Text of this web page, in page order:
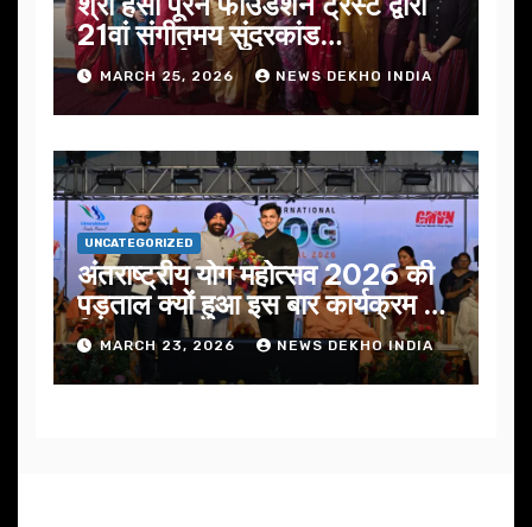
21वां संगीतमय सुंदरकांड
सफलतापूर्वक संपन्न
MARCH 25, 2026 NEWS DEKHO INDIA
UNCATEGORIZED
अंतराष्ट्रीय योग महोत्सव 2026 की
पड़ताल क्यों हुआ इस बार कार्यक्रम में
निखार
MARCH 23, 2026 NEWS DEKHO INDIA